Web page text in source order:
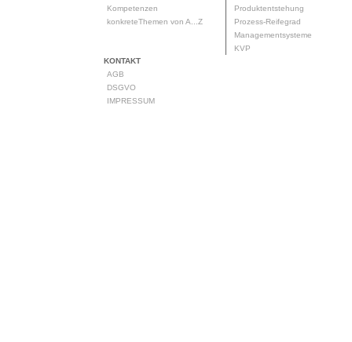
Kompetenzen
konkreteThemen von A...Z
Produktentstehung
Prozess-Reifegrad
Managementsysteme
KVP
KONTAKT
AGB
DSGVO
IMPRESSUM